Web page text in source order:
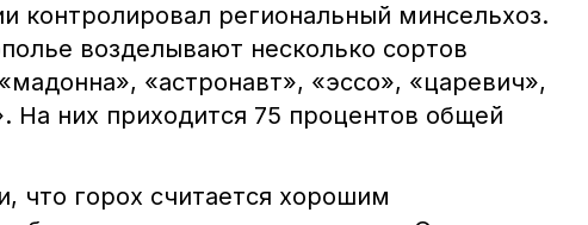
контролировал региональный минсельхоз.
возделывают несколько сортов
«астронавт», «эссо», «царевич»,
На них приходится 75 процентов общей
что горох считается хорошим